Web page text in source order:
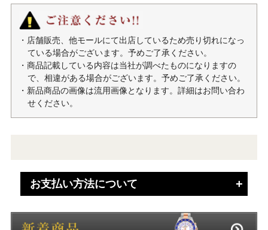
・店舗販売、他モールにて出店しているため売り切れになっ
ている場合がございます。予めご了承ください。
・商品記載している内容は当社が調べたものになりますの
で、相違がある場合がございます。予めご了承ください。
・新品商品の画像は流用画像となります。詳細はお問い合わ
せください。
お支払い方法について